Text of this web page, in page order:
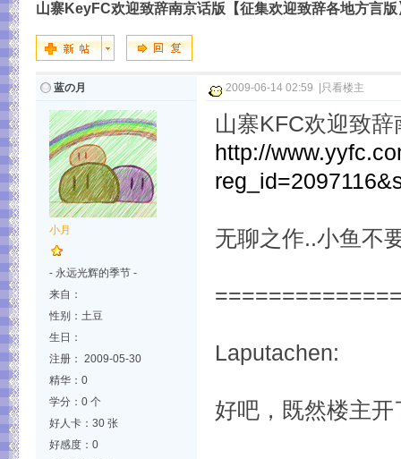
山寨KeyFC欢迎致辞南京话版【征集欢迎致辞各地方言版
蓝の月
小月
- 永远光辉的季节 -
来自：
性别：土豆
生日：
注册： 2009-05-30
精华：0
学分：0 个
好人卡：30 张
好感度：0
2009-06-14 02:59 只看楼主
山寨KFC欢迎致
http://
无聊之作..小鱼不
Laputachen:
好吧，既然楼主